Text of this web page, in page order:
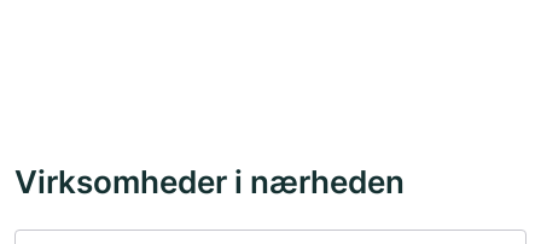
Virksomheder i nærheden